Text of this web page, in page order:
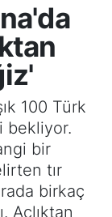
100 Türk
bekliyor.
bir
tır
birkaç
Açlıktan